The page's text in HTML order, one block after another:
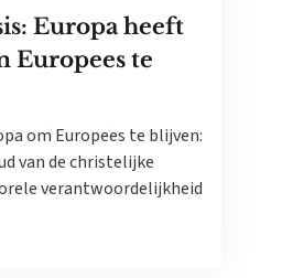
Europa heeft
Europees te
om Europees te blijven:
van de christelijke
verantwoordelijkheid